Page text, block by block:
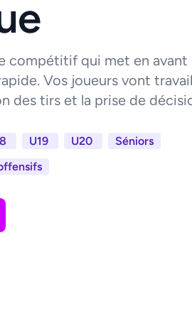
compétitif qui met en avant
Vos joueurs vont
des tirs et la prise de
U19 U20
Séniors